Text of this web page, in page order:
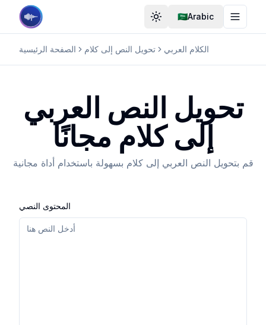
تبديل المظهر
🇸🇦Arabic المظهر
الصفحة الرئيسية تحويل النص إلى كلام الكلام العربي
تحويل النص العربي
إلى كلام مجانًا
قم بتحويل النص العربي إلى كلام بسهولة باستخدام أداة مجانية
المحتوى النصي